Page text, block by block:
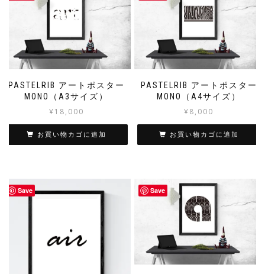
PASTELRIB アートポスター
MONO（A3サイズ）
¥18,000
お買い物カゴに追加
PASTELRIB アートポスター
MONO（A4サイズ）
¥8,000
お買い物カゴに追加
Save Save